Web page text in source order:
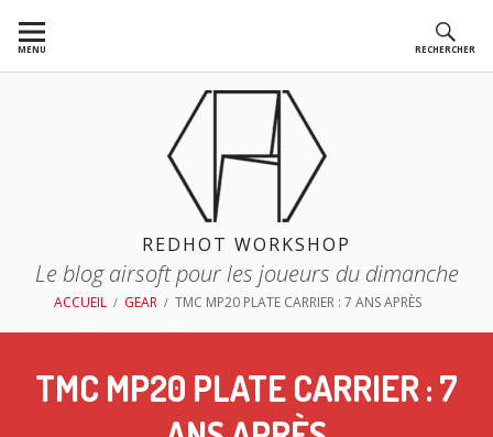
auMENU RECHERCHER
REDHOT WORKSHOP
Le blog airsoft pour les joueurs du dimanche
FIL
ACCUEIL GEAR TMC MP20 PLATE CARRIER : 7 ANS APRÈS
TMC MP20 PLATE CARRIER : 7